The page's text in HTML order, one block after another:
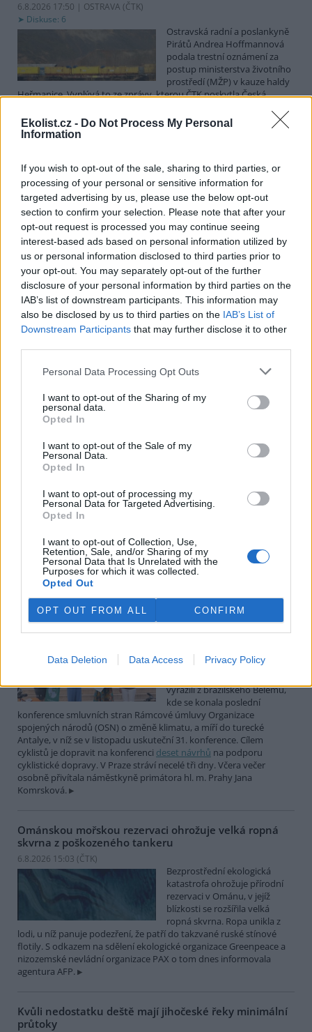
Ekolist.cz - Do Not Process My Personal
Information
If you wish to opt-out of the sale, sharing to third parties, or
processing of your personal or sensitive information for
targeted advertising by us, please use the below opt-out
section to confirm your selection. Please note that after your
opt-out request is processed you may continue seeing
interest-based ads based on personal information utilized by
us or personal information disclosed to third parties prior to
your opt-out. You may separately opt-out of the further
disclosure of your personal information by third parties on the
IAB’s list of downstream participants. This information may
also be disclosed by us to third parties on the IAB’s List of
Downstream Participants that may further disclose it to other
Personal Data Processing Opt Outs
I want to opt-out of the Sharing of my
personal data.
Opted In
I want to opt-out of the Sale of my
Personal Data.
Opted In
I want to opt-out of processing my
Personal Data for Targeted Advertising.
Opted In
I want to opt-out of Collection, Use,
Retention, Sale, and/or Sharing of my
Personal Data that Is Unrelated with the
Purposes for which it was collected.
Opted Out
OPT OUT FROM ALL CONFIRM
Data Deletion Data Access Privacy Policy
6.8.2026 17:50 | OSTRAVA (ČTK)
Diskuse: 6
Ostravská radní a poslankyně
Pirátů Andrea Hoffmannová
podala trestní oznámení za
postup ministerstva životního
prostředí (MŽP) v kauze haldy
Heřmanice. Vyplývá to ze zprávy, kterou ČTK poskytla Česká
případu České inspekci životního prostředí (ČIŽP) a zastavení řízení.
Hoffmannová ČTK sdělila, že trestní oznámení podala proti dosud
zjištěna prověřováním. Stanovisko MŽP a ČIŽP ČTK shání.
Ředitelé odborů i mluvčí se z ČIŽP rozhodli odejít z
vlastní vůle, řekl Straka
6.8.2026 15:22 (ČTK)
Ředitel odboru vnitřních
služeb Matěj Mrlina, vedoucí
služebního úřadu Oldřich
Jarolím a tisková mluvčí Miriam
Loužecká končí na České
inspekci životního prostředí (ČIŽP) z vlastní iniciativy. Na dotaz ČTK
to napsal nový ředitel inspekce Pavel Straka (za Motoristy). O jejich
plánovaných odchodechinformovalyv pondělí Seznam Zprávy.
Veterináři v horku ošetřují více zvířat, ohrožení jsou psi
se zploštělým čumákem
Veterináři v současných
vedrech ošetřují více zvířat.
krátkou lebkou a zploštělým
čumákem, jako jsou například mopsi nebo buldočci, starší jedinci a
zvířata se srdečním onemocněním. Jejich majitelé pro ně
dehydrataci nebo kolapsu. ČTK to sdělila viceprezidentka Komory
veterinárních lékařů ČR Kateřina Valdhans.
Do Prahy dorazili jezdci cyklistické štafety, míří na
konferenci o klimatu
Do Prahy dnes dorazili jezdci
mezinárodní cyklistické štafety
vyrazili z brazilského Belému,
kde se konala poslední
konference smluvních stran Rámcové úmluvy Organizace
spojených národů (OSN) o změně klimatu, a míří do turecké
Antalye, v níž se v listopadu uskuteční 31. konference. Cílem
cyklistů je dopravit na konferenci deset návrhů na podporu
cyklistické dopravy. V Praze stráví necelé tři dny. Včera večer
osobně přivítala náměstkyně primátora hl. m. Prahy Jana
Komrsková.
Ománskou mořskou rezervaci ohrožuje velká ropná
skvrna z poškozeného tankeru
6.8.2026 15:03 (ČTK)
Bezprostřední ekologická
katastrofa ohrožuje přírodní
rezervaci v Ománu, v jejíž
blízkosti se rozšířila velká
ropná skvrna. Ropa unikla z
lodi, u níž panuje podezření, že patří do takzvané ruské stínové
flotily. S odkazem na sdělení ekologické organizace Greenpeace a
nizozemské nevládní organizace PAX o tom dnes informovala
agentura AFP.
Kvůli nedostatku deště mají jihočeské řeky minimální
průtoky